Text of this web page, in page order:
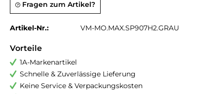
Fragen zum Artikel?
Artikel-Nr.: VM-MO.MAX.SP907H2.GRAU
Vorteile
1A-Markenartikel
Schnelle & Zuverlässige Lieferung
Keine Service & Verpackungskosten